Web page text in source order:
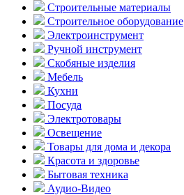
Строительные материалы
Строительное оборудование
Электроинструмент
Ручной инструмент
Скобяные изделия
Мебель
Кухни
Посуда
Электротовары
Освещение
Товары для дома и декора
Красота и здоровье
Бытовая техника
Аудио-Видео